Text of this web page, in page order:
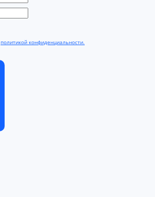
политикой конфиденциальности.